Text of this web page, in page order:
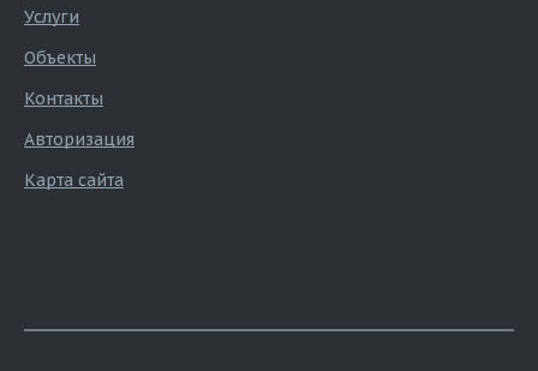
Услуги
Объекты
Контакты
Авторизация
Карта сайта